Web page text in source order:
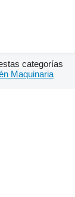
categorías
Maquinaria